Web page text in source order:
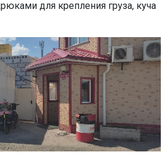
Толмачёво
трудно, поэтому носки сжигали
превращались в рваные
мыло; аэрозольный пистолет
петарды. Главное, чтобы всё
в друга.